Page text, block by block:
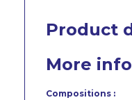
Product
More
Compositions :